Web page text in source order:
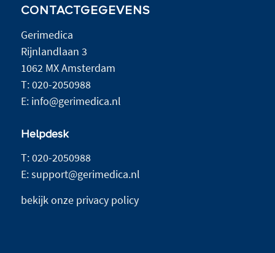
CONTACTGEGEVENS
Gerimedica
Rijnlandlaan 3
1062 MX Amsterdam
T:020-2050988
E: info@gerimedica.nl
Helpdesk
T:020-2050988
E:support@gerimedica.nl
bekijk onze privacy policy